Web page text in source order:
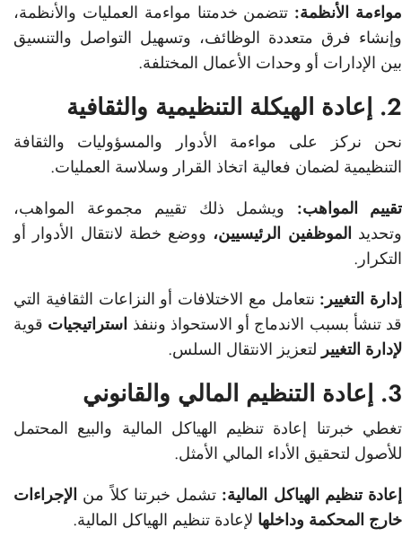
مواءمة الأنظمة: تتضمن خدمتنا مواءمة العمليات والأنظمة،
وإنشاء فرق متعددة الوظائف، وتسهيل التواصل والتنسيق
بين الإدارات أو وحدات الأعمال المختلفة.
2. إعادة الهيكلة التنظيمية والثقافية
نحن نركز على مواءمة الأدوار والمسؤوليات والثقافة
التنظيمية لضمان فعالية اتخاذ القرار وسلاسة العمليات.
تقييم المواهب: ويشمل ذلك تقييم مجموعة المواهب،
وتحديد الموظفين الرئيسيين، ووضع خطة لانتقال الأدوار أو
التكرار.
إدارة التغيير: نتعامل مع الاختلافات أو النزاعات الثقافية التي
قد تنشأ بسبب الاندماج أو الاستحواذ وننفذ استراتيجيات قوية
لإدارة التغيير لتعزيز الانتقال السلس.
3. إعادة التنظيم المالي والقانوني
تغطي خبرتنا إعادة تنظيم الهياكل المالية والبيع المحتمل
للأصول لتحقيق الأداء المالي الأمثل.
إعادة تنظيم الهياكل المالية: تشمل خبرتنا كلاً من الإجراءات
خارج المحكمة وداخلها لإعادة تنظيم الهياكل المالية.